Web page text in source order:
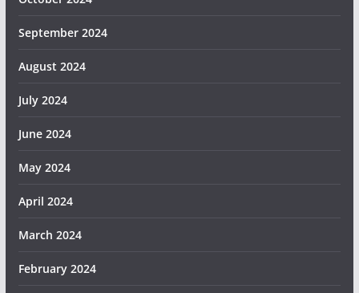
September 2024
August 2024
July 2024
June 2024
May 2024
April 2024
March 2024
February 2024